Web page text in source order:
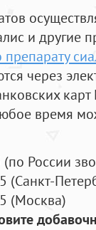
и другие
препарату
через
время
(по России
(Санкт-
(Москва)